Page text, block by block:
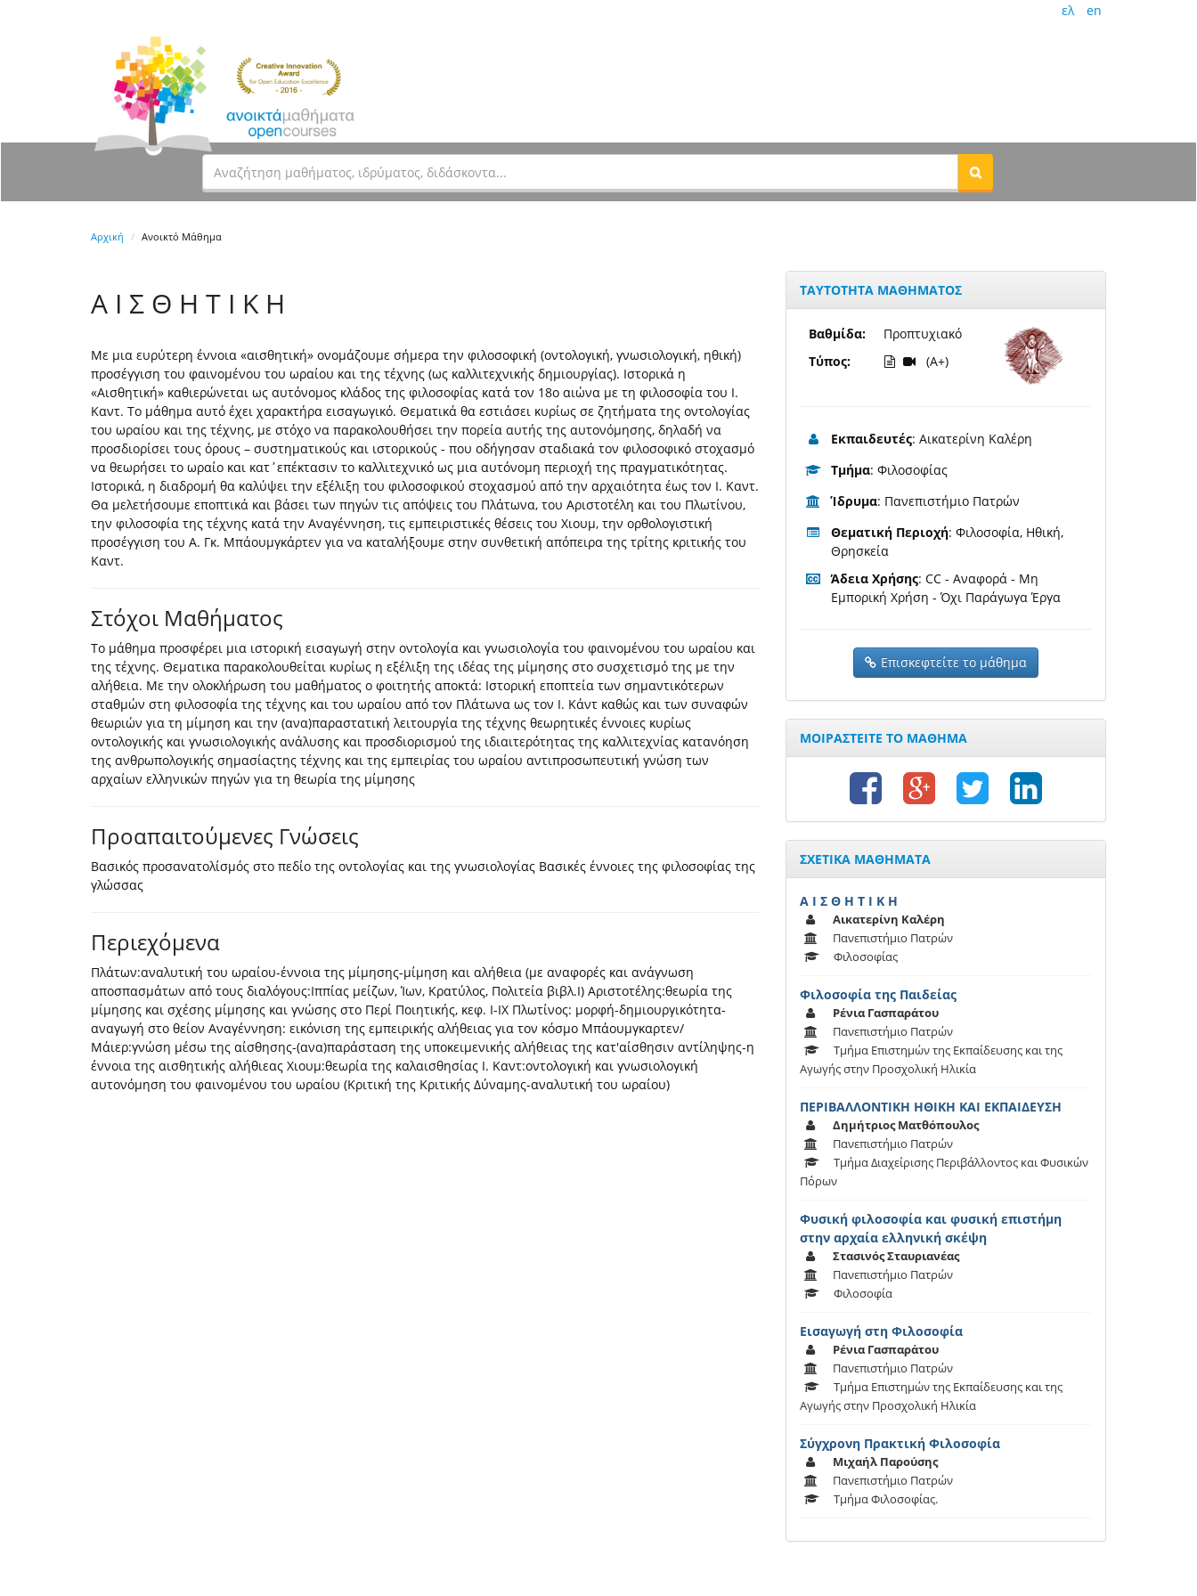
ελ en
Αρχική Ανοικτό Μάθημα
Α Ι Σ Θ Η Τ Ι Κ Η
Με μια ευρύτερη έννοια «αισθητική» ονομάζουμε σήμερα την φιλοσοφική (οντολογική, γνωσιολογική, ηθική)
προσέγγιση του φαινομένου του ωραίου και της τέχνης (ως καλλιτεχνικής δημιουργίας). Ιστορικά η
«Αισθητική» καθιερώνεται ως αυτόνομος κλάδος της φιλοσοφίας κατά τον 18ο αιώνα με τη φιλοσοφία του Ι.
Καντ. Το μάθημα αυτό έχει χαρακτήρα εισαγωγικό. Θεματικά θα εστιάσει κυρίως σε ζητήματα της οντολογίας
του ωραίου και της τέχνης, με στόχο να παρακολουθήσει την πορεία αυτής της αυτονόμησης, δηλαδή να
προσδιορίσει τους όρους – συστηματικούς και ιστορικούς - που οδήγησαν σταδιακά τον φιλοσοφικό στοχασμό
να θεωρήσει το ωραίο και κατ΄επέκτασιν το καλλιτεχνικό ως μια αυτόνομη περιοχή της πραγματικότητας.
Ιστορικά, η διαδρομή θα καλύψει την εξέλιξη του φιλοσοφικού στοχασμού από την αρχαιότητα έως τον Ι. Καντ.
Θα μελετήσουμε εποπτικά και βάσει των πηγών τις απόψεις του Πλάτωνα, του Αριστοτέλη και του Πλωτίνου,
την φιλοσοφία της τέχνης κατά την Αναγέννηση, τις εμπειριστικές θέσεις του Χιουμ, την ορθολογιστική
προσέγγιση του Α. Γκ. Μπάουμγκάρτεν για να καταλήξουμε στην συνθετική απόπειρα της τρίτης κριτικής του
Καντ.
Στόχοι Μαθήματος
Το μάθημα προσφέρει μια ιστορική εισαγωγή στην οντολογία και γνωσιολογία του φαινομένου του ωραίου και
της τέχνης. Θεματικα παρακολουθείται κυρίως η εξέλιξη της ιδέας της μίμησης στο συσχετισμό της με την
αλήθεια. Με την ολοκλήρωση του μαθήματος ο φοιτητής αποκτά: Ιστορική εποπτεία των σημαντικότερων
σταθμών στη φιλοσοφία της τέχνης και του ωραίου από τον Πλάτωνα ως τον Ι. Κάντ καθώς και των συναφών
θεωριών για τη μίμηση και την (ανα)παραστατική λειτουργία της τέχνης θεωρητικές έννοιες κυρίως
οντολογικής και γνωσιολογικής ανάλυσης και προσδιορισμού της ιδιαιτερότητας της καλλιτεχνίας κατανόηση
της ανθρωπολογικής σημασίαςτης τέχνης και της εμπειρίας του ωραίου αντιπροσωπευτική γνώση των
αρχαίων ελληνικών πηγών για τη θεωρία της μίμησης
Προαπαιτούμενες Γνώσεις
Βασικός προσανατολίσμός στο πεδίο της οντολογίας και της γνωσιολογίας Βασικές έννοιες της φιλοσοφίας της
γλώσσας
Περιεχόμενα
Πλάτων:αναλυτική του ωραίου-έννοια της μίμησης-μίμηση και αλήθεια (με αναφορές και ανάγνωση
αποσπασμάτων από τους διαλόγους:Ιππίας μείζων, Ίων, Κρατύλος, Πολιτεία βιβλ.Ι) Αριστοτέλης:θεωρία της
μίμησης και σχέσης μίμησης και γνώσης στο Περί Ποιητικής, κεφ. Ι-ΙΧ Πλωτίνος: μορφή-δημιουργικότητα-
αναγωγή στο θείον Αναγέννηση: εικόνιση της εμπειρικής αλήθειας για τον κόσμο Μπάουμγκαρτεν/
Μάιερ:γνώση μέσω της αίσθησης-(ανα)παράσταση της υποκειμενικής αλήθειας της κατ'αίσθησιν αντίληψης-η
έννοια της αισθητικής αλήθιεας Χιουμ:θεωρία της καλαισθησίας Ι. Καντ:οντολογική και γνωσιολογική
αυτονόμηση του φαινομένου του ωραίου (Κριτική της Κριτικής Δύναμης-αναλυτική του ωραίου)
ΤΑΥΤΟΤΗΤΑ ΜΑΘΗΜΑΤΟΣ
Βαθμίδα:
Τύπος:
Προπτυχιακό
(A+)
Εκπαιδευτές: Αικατερίνη Καλέρη
Τμήμα: Φιλοσοφίας
Ίδρυμα: Πανεπιστήμιο Πατρών
Θεματική Περιοχή: Φιλοσοφία, Ηθική,
Θρησκεία
Άδεια Χρήσης: CC - Αναφορά - Μη
Εμπορική Χρήση - Όχι Παράγωγα Έργα
Επισκεφτείτε το μάθημα
ΜΟΙΡΑΣΤΕΙΤΕ ΤΟ ΜΑΘΗΜΑ
ΣΧΕΤΙΚΑ ΜΑΘΗΜΑΤΑ
Α Ι Σ Θ Η Τ Ι Κ Η
Αικατερίνη Καλέρη
Πανεπιστήμιο Πατρών
Φιλοσοφίας
Φιλοσοφία της Παιδείας
Ρένια Γασπαράτου
Πανεπιστήμιο Πατρών
Τμήμα Επιστημών της Εκπαίδευσης και της
Αγωγής στην Προσχολική Ηλικία
ΠΕΡΙΒΑΛΛΟΝΤΙΚΗ ΗΘΙΚΗ ΚΑΙ ΕΚΠΑΙΔΕΥΣΗ
Δημήτριος Ματθόπουλος
Πανεπιστήμιο Πατρών
Τμήμα Διαχείρισης Περιβάλλοντος και Φυσικών
Πόρων
Φυσική φιλοσοφία και φυσική επιστήμη
στην αρχαία ελληνική σκέψη
Στασινός Σταυριανέας
Πανεπιστήμιο Πατρών
Φιλοσοφία
Εισαγωγή στη Φιλοσοφία
Ρένια Γασπαράτου
Πανεπιστήμιο Πατρών
Τμήμα Επιστημών της Εκπαίδευσης και της
Αγωγής στην Προσχολική Ηλικία
Σύγχρονη Πρακτική Φιλοσοφία
Μιχαήλ Παρούσης
Πανεπιστήμιο Πατρών
Τμήμα Φιλοσοφίας.